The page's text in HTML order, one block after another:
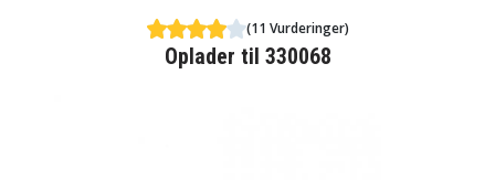
(11 Vurderinger)
Oplader til 330068